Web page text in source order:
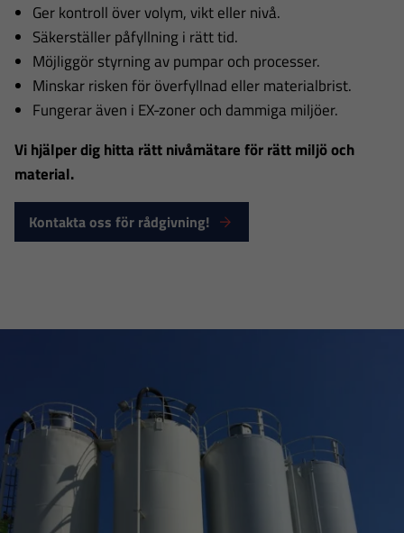
Ger kontroll över volym, vikt eller nivå.
Säkerställer påfyllning i rätt tid.
Möjliggör styrning av pumpar och processer.
Minskar risken för överfyllnad eller materialbrist.
Fungerar även i EX-zoner och dammiga miljöer.
Vi hjälper dig hitta rätt nivåmätare för rätt miljö och
material.
Kontakta oss för rådgivning!